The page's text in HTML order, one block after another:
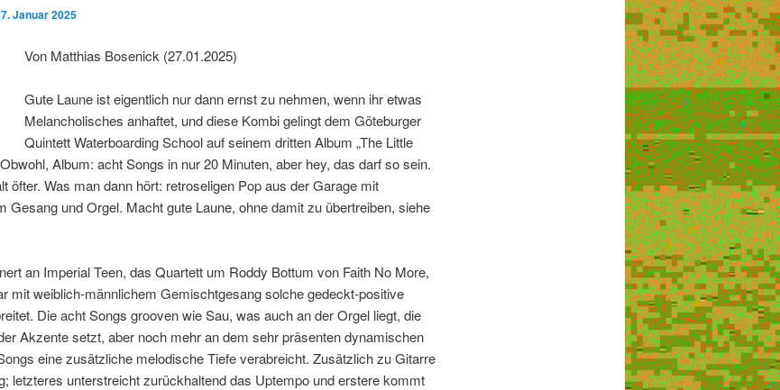
Januar 2025
Von Matthias Bosenick (27.01.2025)
Gute Laune ist eigentlich nur dann ernst zu nehmen, wenn ihr etwas
Melancholisches anhaftet, und diese Kombi gelingt dem Göteburger
Quintett Waterboarding School auf seinem dritten Album „The Little
Album: acht Songs in nur 20 Minuten, aber hey, das darf so sein.
öfter. Was man dann hört: retroseligen Pop aus der Garage mit
Gesang und Orgel. Macht gute Laune, ohne damit zu übertreiben, siehe
an Imperial Teen, das Quartett um Roddy Bottum von Faith No More,
mit weiblich-männlichem Gemischtgesang solche gedeckt-positive
Die acht Songs grooven wie Sau, was auch an der Orgel liegt, die
Akzente setzt, aber noch mehr an dem sehr präsenten dynamischen
eine zusätzliche melodische Tiefe verabreicht. Zusätzlich zu Gitarre
letzteres unterstreicht zurückhaltend das Uptempo und erstere kommt